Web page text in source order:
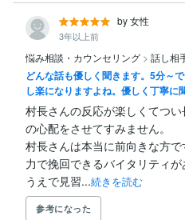
by 女性
3年以上前
悩み相談・カウンセリング > 話し相
どんな話も優しく聞きます。5分～
し楽になりますよね。優しく丁寧に
村長さんの反応が楽しくてつ
の心配をさせてすみません。
村長さんは本当に前向きな方
力で挽回できるバイタリティ
うえで見習...続きを読む
参考になった